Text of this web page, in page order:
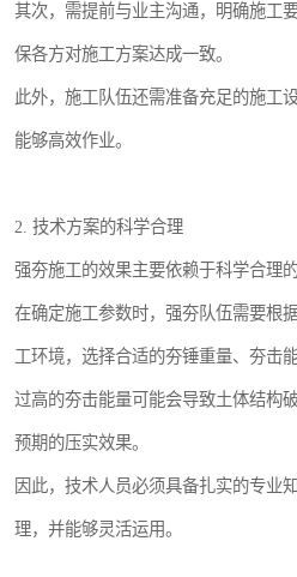
其次，需提前与业主沟通，明确施工
保各方对施工方案达成一致。
此外，施工队伍还需准备充足的施工
能够高效作业。
2. 技术方案的科学合理
强夯施工的效果主要依赖于科学合理的
在确定施工参数时，强夯队伍需要根
工环境，选择合适的夯锤重量、夯击
过高的夯击能量可能会导致土体结构
预期的压实效果。
因此，技术人员必须具备扎实的专业
理，并能够灵活运用。